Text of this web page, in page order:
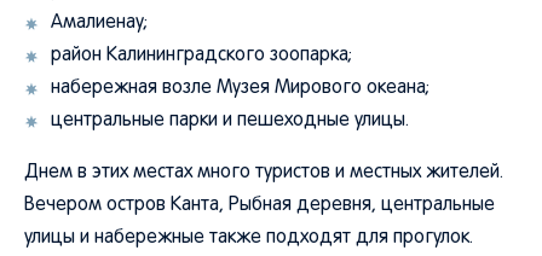
Амалиенау;
район Калининградского зоопарка;
набережная возле Музея Мирового океана;
центральные парки и пешеходные улицы.
Днем в этих местах много туристов и местных жителей.
Вечером остров Канта, Рыбная деревня, центральные
улицы и набережные также подходят для прогулок.